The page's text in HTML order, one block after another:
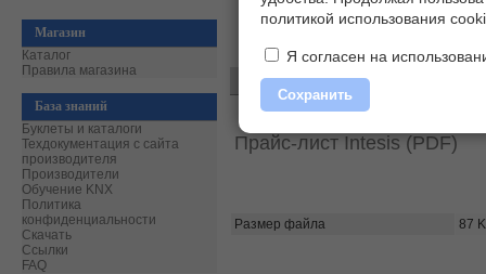
Магазин
Каталог
Правила магазина
База знаний
Буклеты и каталоги
Техдокументация с сайта
производителя
Производители
Обучение KNX
Политика
конфиденциальности
Скачать
Ссылки
FAQ
Прайс-лист Intesis (PDF)
Размер файла 87
политикой использования
Я согласен на
Сохранить